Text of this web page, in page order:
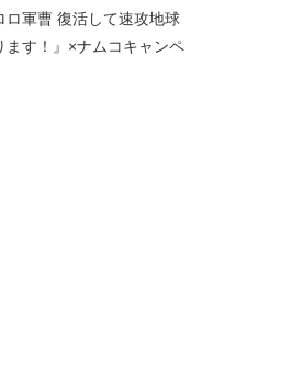
ロ軍曹 復活して速攻地球
ます！』×ナムコキャンペ